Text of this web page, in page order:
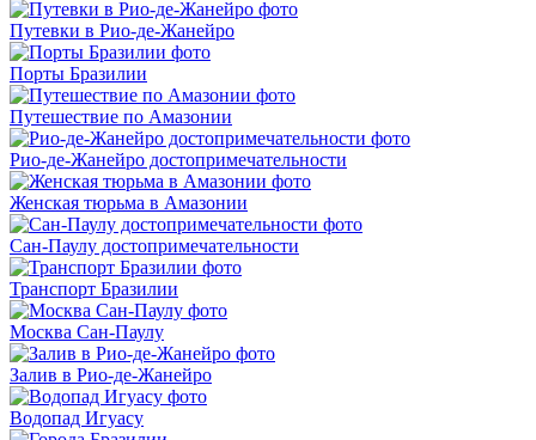
Путевки в Рио-де-Жанейро
Порты Бразилии
Путешествие по Амазонии
Рио-де-Жанейро достопримечательности
Женская тюрьма в Амазонии
Сан-Паулу достопримечательности
Транспорт Бразилии
Москва Сан-Паулу
Залив в Рио-де-Жанейро
Водопад Игуасу